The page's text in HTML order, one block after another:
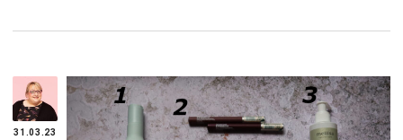
31.03.23